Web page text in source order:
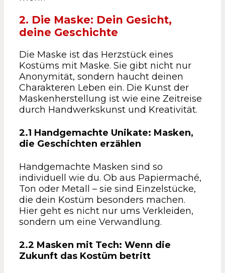
2. Die Maske: Dein Gesicht,
deine Geschichte
Die Maske ist das Herzstück eines
Kostüms mit Maske. Sie gibt nicht nur
Anonymität, sondern haucht deinen
Charakteren Leben ein. Die Kunst der
Maskenherstellung ist wie eine Zeitreise
durch Handwerkskunst und Kreativität.
2.1 Handgemachte Unikate: Masken,
die Geschichten erzählen
Handgemachte Masken sind so
individuell wie du. Ob aus Papiermaché,
Ton oder Metall – sie sind Einzelstücke,
die dein Kostüm besonders machen.
Hier geht es nicht nur ums Verkleiden,
sondern um eine Verwandlung.
2.2 Masken mit Tech: Wenn die
Zukunft das Kostüm betritt